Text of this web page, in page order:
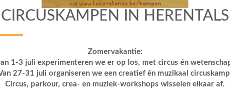
CIRCUSKAMPEN IN HERENTALS
Zomervakantie:
1-3 juli experimenteren we er op los, met circus én
27-31 juli organiseren we een creatief én muzikaal
Circus, parkour, crea- en muziek-workshops wisselen elkaar af.